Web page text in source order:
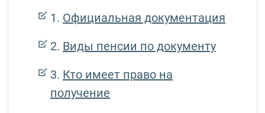
Официальная документация
Виды пенсии по документу
Кто имеет право на
получение